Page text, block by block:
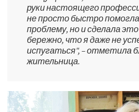
руки настоящего
не просто быстро
проблему, но и сделала
бережно, что я даже не
испугаться", – отметила
жительница.